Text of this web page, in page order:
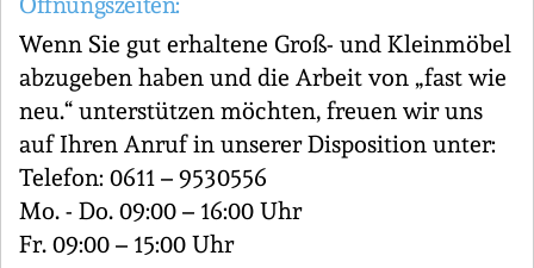
Wenn Sie gut erhaltene Groß- und Kleinmöbel
abzugeben haben und die Arbeit von „fast wie
neu.“ unterstützen möchten, freuen wir uns
auf Ihren Anruf in unserer Disposition unter:
Telefon: 0611 – 9530556
Mo. - Do. 09:00 – 16:00 Uhr
Fr. 09:00 – 15:00 Uhr